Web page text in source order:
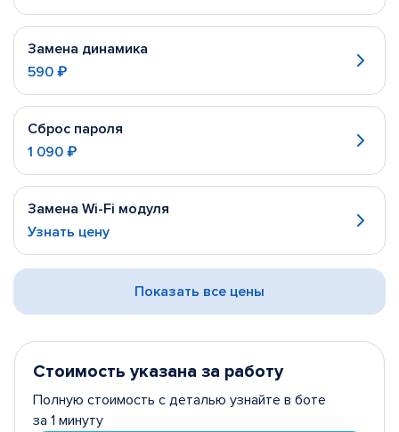
Замена динамика
590 ₽
Сброс пароля
1 090 ₽
Замена Wi-Fi модуля
Узнать цену
Показать все цены
Стоимость указана за работу
Полную стоимость с деталью узнайте в боте
за 1 минуту